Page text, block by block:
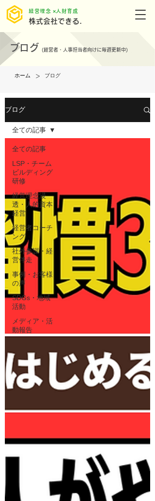
株式会社できる.
​経営理念 ×人財育成
ブログ (経営者・人事担当者向けに毎週更新中)
ホーム > ブログ
ブログ
全ての記事
LSP・チーム
ビルディング
研修
経営理念浸
透・人的資本
経営
経営者コーチ
ング
社外参謀・経
営伴走
事例・お客様
の声
SDGs・地域
活動
メディア・活
動報告
全ての記事